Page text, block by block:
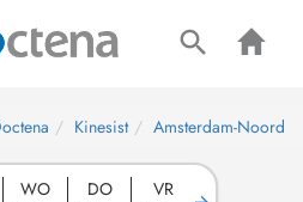
Kinesist Amsterdam-Noord
WO DO VR